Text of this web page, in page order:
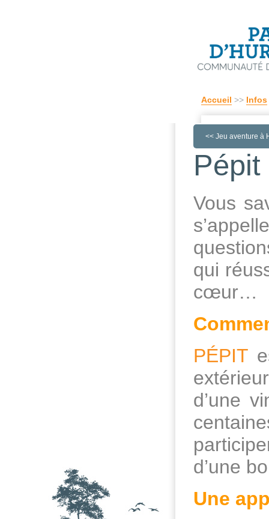
Accueil >> Infos
<< Jeu aventure à
Vous
qui
cœur…
PÉPIT
d’une
d’une
Une